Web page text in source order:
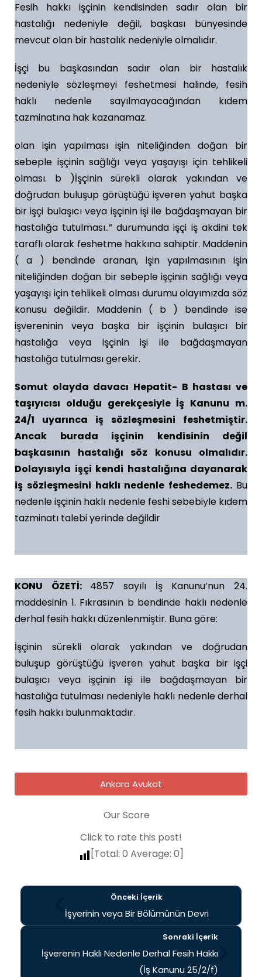
Fesih hakkı işçinin kendisinden sadır olan bir
hastalığı nedeniyle değil, başkası bünyesinde
mevcut olan bir hastalık nedeniyle olmalıdır.
İşçi bu başkasından sadır olan bir hastalık
nedeniyle sözleşmeyi feshetmesi halinde, fesih
haklı nedenle sayılmayacağından kıdem
tazminatına hak kazanamaz.
olan işin yapılması işin niteliğinden doğan bir
sebeple işçinin sağlığı veya yaşayışı için tehlikeli
olması. b )İşçinin sürekli olarak yakından ve
doğrudan buluşup görüştüğü işveren yahut başka
bir işçi bulaşıcı veya işçinin işi ile bağdaşmayan bir
hastalığa tutulması..” durumunda işçi iş akdini tek
taraflı olarak feshetme hakkına sahiptir. Maddenin
( a ) bendinde aranan, işin yapılmasının işin
niteliğinden doğan bir sebeple işçinin sağlığı veya
yaşayışı için tehlikeli olması durumu olayımızda söz
konusu değildir. Maddenin ( b ) bendinde ise
işvereninin veya başka bir işçinin bulaşıcı bir
hastalığa veya işçinin işi ile bağdaşmayan
hastalığa tutulması gerekir.
Somut olayda davacı Hepatit- B hastası ve
taşıyıcısı olduğu gerekçesiyle İş Kanunu m.
24/1 uyarınca iş sözleşmesini feshetmiştir.
Ancak burada işçinin kendisinin değil
başkasının hastalığı söz konusu olmalıdır.
Dolayısıyla işçi kendi hastalığına dayanarak
iş sözleşmesini haklı nedenle feshedemez. Bu
nedenle işçinin haklı nedenle feshi sebebiyle kıdem
tazminatı talebi yerinde değildir
KONU ÖZETİ: 4857 sayılı İş Kanunu’nun 24.
maddesinin 1. Fıkrasının b bendinde haklı nedenle
derhal fesih hakkı düzenlenmiştir. Buna göre:
İşçinin sürekli olarak yakından ve doğrudan
buluşup görüştüğü işveren yahut başka bir işçi
bulaşıcı veya işçinin işi ile bağdaşmayan bir
hastalığa tutulması nedeniyle haklı nedenle derhal
fesih hakkı bulunmaktadır.
Ankara Avukat
Our Score
Click to rate this post!
[Total: 0 Average: 0]
Önceki İçerik
İşyerinin veya Bir Bölümünün Devri
Sonraki İçerik
İşverenin Haklı Nedenle Derhal Fesih Hakkı
(İş Kanunu 25/2/f)